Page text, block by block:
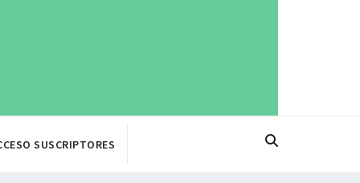
SUSCRIPTORES